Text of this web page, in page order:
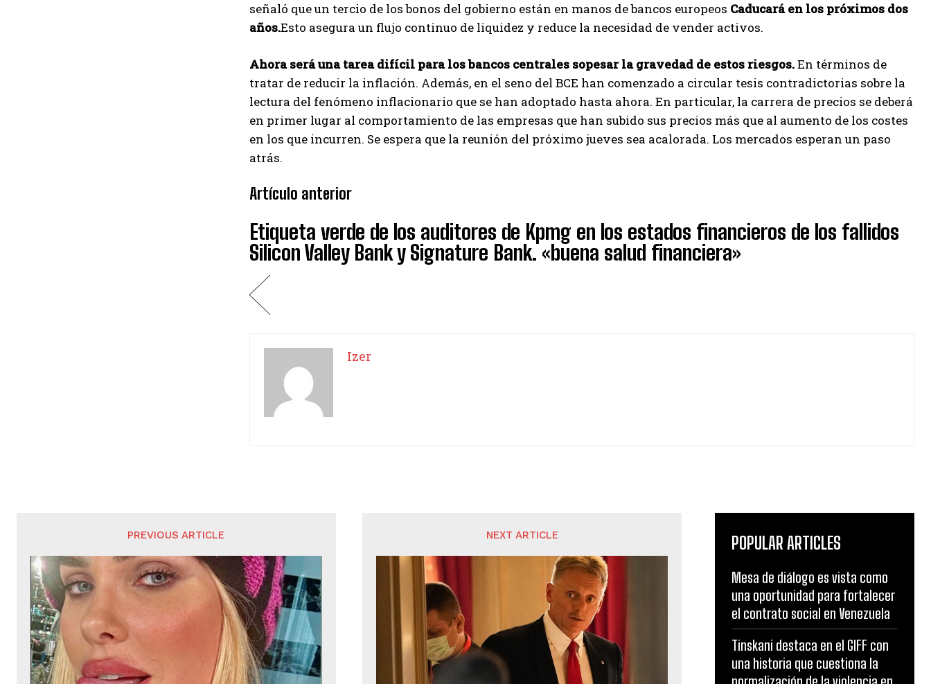
señaló que un tercio de los bonos del gobierno están en manos de bancos europeos Caducará en los próximos dos
años.Esto asegura un flujo continuo de liquidez y reduce la necesidad de vender activos.
Ahora será una tarea difícil para los bancos centrales sopesar la gravedad de estos riesgos.En términos de
tratar de reducir la inflación. Además, en el seno del BCE han comenzado a circular tesis contradictorias sobre la
lectura del fenómeno inflacionario que se han adoptado hasta ahora. En particular, la carrera de precios se deberá
en primer lugar al comportamiento de las empresas que han subido sus precios más que al aumento de los costes
en los que incurren. Se espera que la reunión del próximo jueves sea acalorada. Los mercados esperan un paso
atrás.
Artículo anterior
Etiqueta verde de los auditores de Kpmg en los estados financieros de los fallidos
Silicon Valley Bank y Signature Bank. «buena salud financiera»
Izer
PREVIOUS ARTICLE NEXT ARTICLE POPULAR ARTICLES
Mesa de diálogo es vista como
una oportunidad para fortalecer
el contrato social en Venezuela
Tinskani destaca en el GIFF con
una historia que cuestiona la